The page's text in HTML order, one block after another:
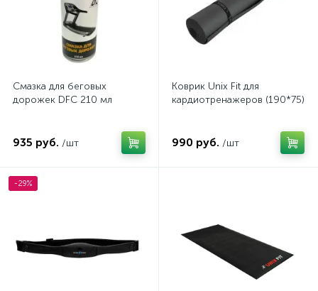
Смазка для беговых
дорожек DFC 210 мл
935 руб. /шт
Коврик Unix Fit для
кардиотренажеров (190*75)
990 руб. /шт
-29%